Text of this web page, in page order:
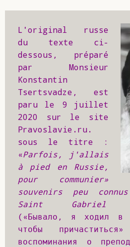
L'original russe
du texte ci-
dessous, préparé
par Monsieur
Konstantin
Tsertsvadze, est
paru le 9 juillet
2020 sur le site
Pravoslavie.ru.
sous le titre :
«Parfois, j'allais
à pied en Russie,
pour communier»
souvenirs peu
Saint Gabriel
(«Бывало, я ходил в
чтобы причаститься»
воспоминания о